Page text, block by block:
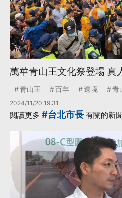
萬華青山王文化祭登場 真
青山王 百年 遶境 青
2024/11/20 19:31
閱讀更多 #台北市長 有關的新